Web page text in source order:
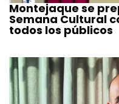
Montejaque se
Semana Cultural
todos los públicos